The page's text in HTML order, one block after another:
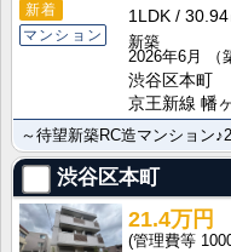
新着
マンション
1LDK
30.94
新築
2026年6月
渋谷区本町
京王新線 幡
～待望新築RC造マンション
渋谷区本町
21.4万円